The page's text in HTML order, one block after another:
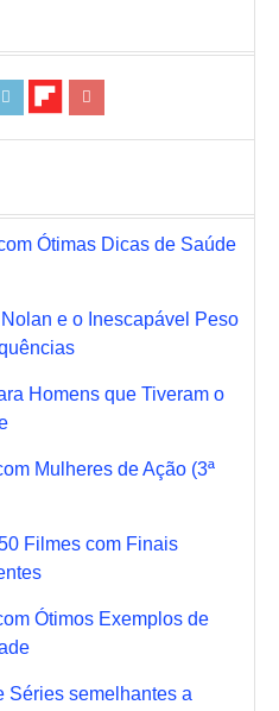
Ótimas Dicas de Saúde
Nolan e o Inescapável Peso
Homens que Tiveram o
Mulheres de Ação (3ª
Filmes com Finais
Ótimos Exemplos de
Séries semelhantes a